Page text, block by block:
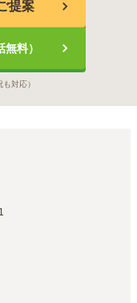
提案
料）
も対応）